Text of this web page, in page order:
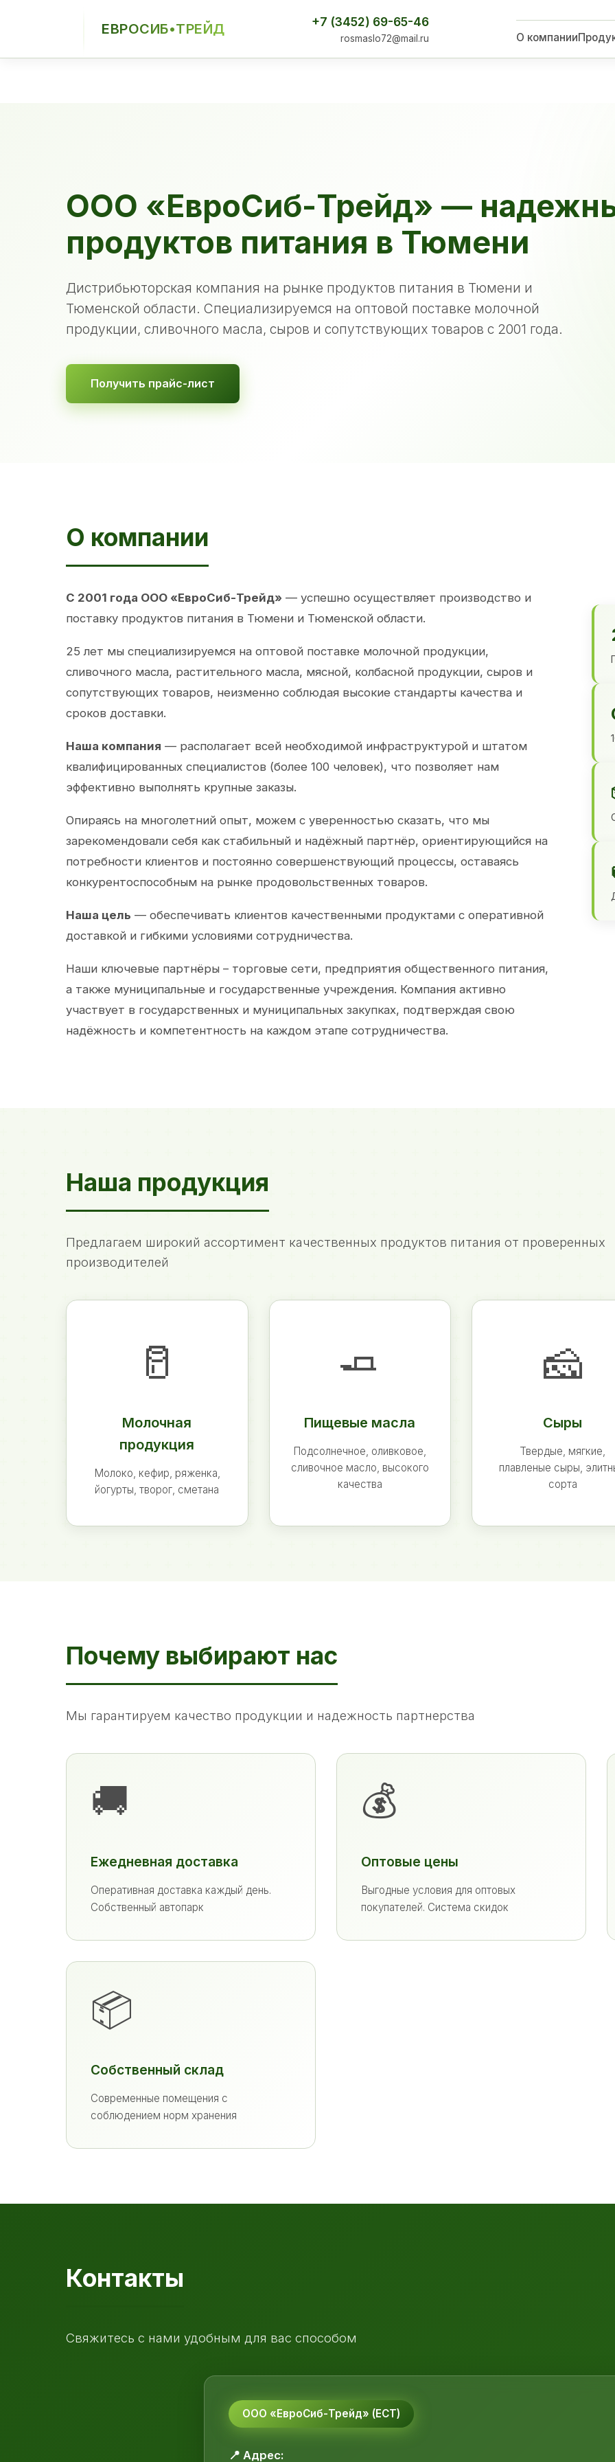
ЕВРОСИБ•ТРЕЙД +7 (3452) 69-65-46
rosmaslo72@mail.ru О компании
ООО «ЕвроСиб-Трейд» —
продуктов питания в Тюмени
Дистрибьюторская компания на рынке продуктов питания в Тюмени и
Тюменской области. Специализируемся на оптовой поставке молочной
продукции, сливочного масла, сыров и сопутствующих товаров с 2001 года.
Получить прайс-лист
О компании
С 2001 года ООО «ЕвроСиб-Трейд» — успешно осуществляет производство и
поставку продуктов питания в Тюмени и Тюменской области.
25 лет мы специализируемся на оптовой поставке молочной продукции,
сливочного масла, растительного масла, мясной, колбасной продукции, сыров и
сопутствующих товаров, неизменно соблюдая высокие стандарты качества и
сроков доставки.
Наша компания — располагает всей необходимой инфраструктурой и штатом
квалифицированных специалистов (более 100 человек), что позволяет нам
эффективно выполнять крупные заказы.
Опираясь на многолетний опыт, можем с уверенностью сказать, что мы
зарекомендовали себя как стабильный и надёжный партнёр, ориентирующийся на
потребности клиентов и постоянно совершенствующий процессы, оставаясь
конкурентоспособным на рынке продовольственных товаров.
Наша цель — обеспечивать клиентов качественными продуктами с оперативной
доставкой и гибкими условиями сотрудничества.
Наши ключевые партнёры – торговые сети, предприятия общественного питания,
а также муниципальные и государственные учреждения. Компания активно
участвует в государственных и муниципальных закупках, подтверждая свою
надёжность и компетентность на каждом этапе сотрудничества.
Наша продукция
Предлагаем широкий ассортимент качественных продуктов питания от проверенных
производителей
🥛
Молочная
продукция
Молоко, кефир, ряженка,
йогурты, творог, сметана
🧈
Пищевые масла
Подсолнечное, оливковое,
сливочное масло, высокого
качества
🧀
Сыры
Твердые, мягкие,
плавленые сыры,
сорта
Почему выбирают нас
Мы гарантируем качество продукции и надежность партнерства
🚚
Ежедневная доставка
Оперативная доставка каждый день.
Собственный автопарк
💰
Оптовые цены
Выгодные условия для оптовых
покупателей. Система скидок
📦
Собственный склад
Современные помещения с
соблюдением норм хранения
Контакты
Свяжитесь с нами удобным для вас способом
ООО «ЕвроСиб-Трейд» (ЕСТ)
📍 Адрес: